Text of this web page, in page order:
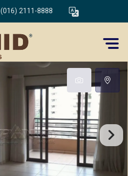
(016) 2111-8888